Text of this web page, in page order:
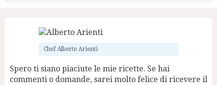
Chef Alberto Arienti
Spero ti siano piaciute le mie ricette. Se hai
commenti o domande, sarei molto felice di ricevere il